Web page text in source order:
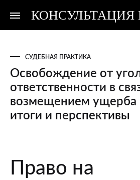
Консультация
Консультация
СУДЕБНАЯ ПРАКТИКА
Освобождение от
ответственности в
возмещением ущерба
итоги и перспективы
Освобождение
отПраво на